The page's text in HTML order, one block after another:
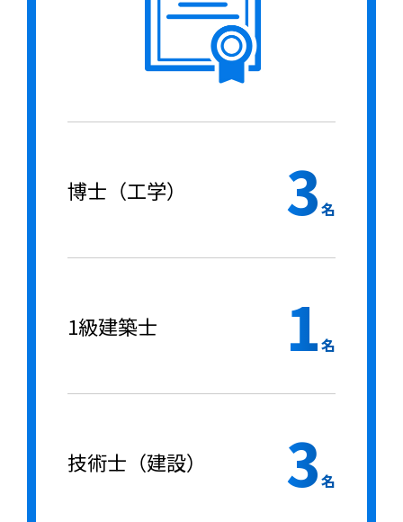
博士（工学） 3名
1級建築士 1名
技術士（建設） 3名